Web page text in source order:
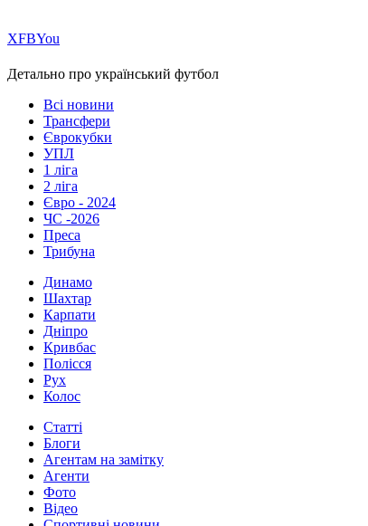
ХFBYou
Детально про український футбол
Всі новини
Трансфери
Єврокубки
УПЛ
1 ліга
2 ліга
Євро - 2024
ЧС -2026
Преса
Трибуна
Динамо
Шахтар
Карпати
Дніпро
Кривбас
Полісся
Рух
Колос
Статті
Блоги
Агентам на замітку
Агенти
Фото
Відео